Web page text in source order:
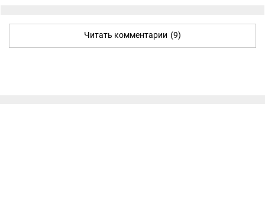
Читать комментарии (9)